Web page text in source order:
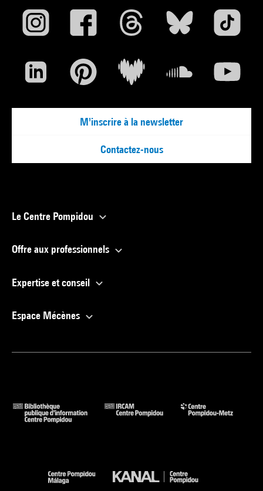
M'inscrire à la newsletter
Contactez-nous
Le Centre Pompidou
Offre aux professionnels
Expertise et conseil
Espace Mécènes